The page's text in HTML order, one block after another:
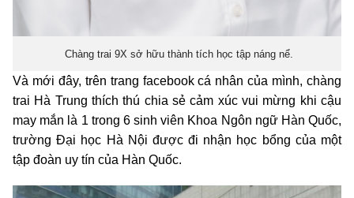
Chàng trai 9X sở hữu thành tích học tập náng nể.
Và mới đây, trên trang facebook cá nhân của mình, chàng
trai Hà Trung thích thú chia sẻ cảm xúc vui mừng khi cậu
may mắn là 1 trong 6 sinh viên Khoa Ngôn ngữ Hàn Quốc,
trường Đại học Hà Nội được đi nhận học bổng của một
tập đoàn uy tín của Hàn Quốc.